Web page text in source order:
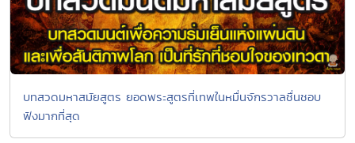
บทสวดมหาสมัยสูตร ยอดพระสูตรที่เทพในหมื่นจักรวาลชื่นชอบ
ฟังมากที่สุด